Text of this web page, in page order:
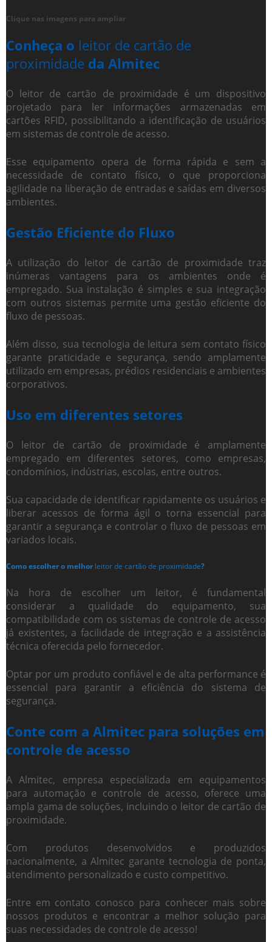
Clique nas imagens para ampliar
Conheça o leitor de cartão de
proximidade da Almitec
O leitor de cartão de proximidade é um dispositivo
projetado para ler informações armazenadas em
cartões RFID, possibilitando a identificação de usuários
em sistemas de controle de acesso.
Esse equipamento opera de forma rápida e sem a
necessidade de contato físico, o que proporciona
agilidade na liberação de entradas e saídas em diversos
ambientes.
Gestão Eficiente do Fluxo
A utilização do leitor de cartão de proximidade traz
inúmeras vantagens para os ambientes onde é
empregado. Sua instalação é simples e sua integração
com outros sistemas permite uma gestão eficiente do
fluxo de pessoas.
Além disso, sua tecnologia de leitura sem contato físico
garante praticidade e segurança, sendo amplamente
utilizado em empresas, prédios residenciais e ambientes
corporativos.
Uso em diferentes setores
O leitor de cartão de proximidade é amplamente
empregado em diferentes setores, como empresas,
condomínios, indústrias, escolas, entre outros.
Sua capacidade de identificar rapidamente os usuários e
liberar acessos de forma ágil o torna essencial para
garantir a segurança e controlar o fluxo de pessoas em
variados locais.
Como escolher o melhor leitor de cartão de proximidade?
Na hora de escolher um leitor, é fundamental
considerar a qualidade do equipamento, sua
compatibilidade com os sistemas de controle de acesso
já existentes, a facilidade de integração e a assistência
técnica oferecida pelo fornecedor.
Optar por um produto confiável e de alta performance é
essencial para garantir a eficiência do sistema de
segurança.
Conte com a Almitec para soluções em
controle de acesso
A Almitec, empresa especializada em equipamentos
para automação e controle de acesso, oferece uma
ampla gama de soluções, incluindo o leitor de cartão de
proximidade.
Com produtos desenvolvidos e produzidos
nacionalmente, a Almitec garante tecnologia de ponta,
atendimento personalizado e custo competitivo.
Entre em contato conosco para conhecer mais sobre
nossos produtos e encontrar a melhor solução para
suas necessidades de controle de acesso!